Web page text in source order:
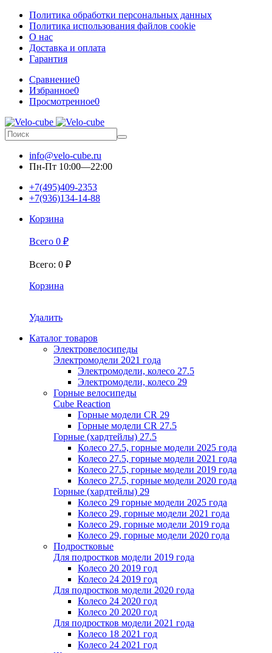
Политика обработки персональных данных
Политика использования файлов cookie
О нас
Доставка и оплата
Гарантия
Сравнение0
Избранное0
Просмотренное0
info@velo-cube.ru
Пн-Пт 10:00—22:00
+7(495)409-2353
+7(936)134-14-88
Корзина
Всего 0 ₽
Всего: 0 ₽
Корзина
Удалить
Каталог товаров
Электровелосипеды
Электромодели 2021 года
Электромодели, колесо 27.5
Электромодели, колесо 29
Горные велосипеды
Cube Reaction
Горные модели CR 29
Горные модели CR 27.5
Горные (хардтейлы) 27.5
Колесо 27.5, горные модели 2025 года
Колесо 27.5, горные модели 2021 года
Колесо 27.5, горные модели 2019 года
Колесо 27.5, горные модели 2020 года
Горные (хардтейлы) 29
Колесо 29 горные модели 2025 года
Колесо 29, горные модели 2021 года
Колесо 29, горные модели 2019 года
Колесо 29, горные модели 2020 года
Подростковые
Для подростков модели 2019 года
Колесо 20 2019 год
Колесо 24 2019 год
Для подростков модели 2020 года
Колесо 24 2020 год
Колесо 20 2020 год
Для подростков модели 2021 года
Колесо 18 2021 год
Колесо 24 2021 год